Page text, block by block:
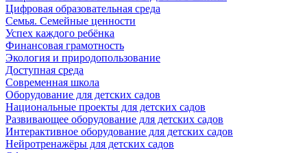
Цифровая образовательная среда
Семья. Семейные ценности
Успех каждого ребёнка
Финансовая грамотность
Экология и природопользование
Доступная среда
Современная школа
Оборудование для детских садов
Национальные проекты для детских садов
Развивающее оборудование для детских садов
Интерактивное оборудование для детских садов
Нейротренажёры для детских садов